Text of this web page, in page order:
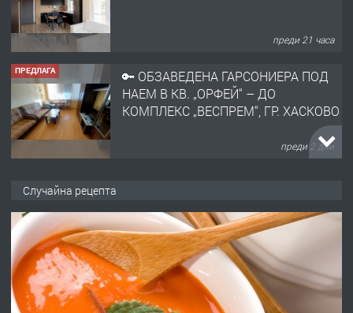
преди 21 часа
ПРЕДЛАГА
🔑 ОБЗАВЕДЕНА ГАРСОНИЕРА ПОД
НАЕМ В КВ. „ОРФЕЙ“ – ДО
КОМПЛЕКС „ВЕСПРЕМ“, ГР. ХАСКОВО
преди 2 дни
АПАРТАМЕНТ В ЦЕНТЪРА НА ГР.
ХАСКОВО
ПРЕДЛАГА Давам гараж под наем
Случайна рецепта